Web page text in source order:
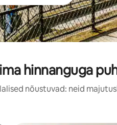
hinnanguga
nõustuvad: neid